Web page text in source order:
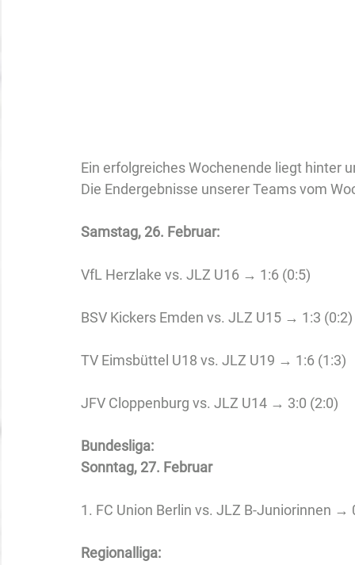
Ein erfolgreiches Wochenende liegt hinter
Die Endergebnisse unserer Teams vom
Samstag, 26. Februar:
VfL Herzlake vs. JLZ U16 → 1:6 (0:5)
BSV Kickers Emden vs. JLZ U15 → 1:3 (0:2)
TV Eimsbüttel U18 vs. JLZ U19 → 1:6 (1:3)
JFV Cloppenburg vs. JLZ U14 → 3:0 (2:0)
Bundesliga:
Sonntag, 27. Februar
1. FC Union Berlin vs. JLZ B-Juniorinnen →
Regionalliga: